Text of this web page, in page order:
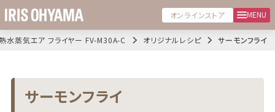
オンラインストア MENU
水蒸気エア フライヤー FV-M30A-C オリジナルレシピ サーモンフライ
サーモンフライ